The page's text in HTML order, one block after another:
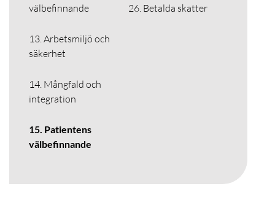
välbefinnande
13. Arbetsmiljö och
säkerhet
14. Mångfald och
integration
15. Patientens
välbefinnande
26. Betalda skatter